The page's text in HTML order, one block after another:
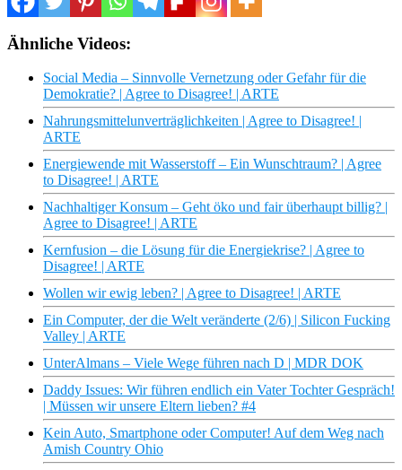
Ähnliche Videos:
Social Media – Sinnvolle Vernetzung oder Gefahr für die
Demokratie? | Agree to Disagree! | ARTE
Nahrungsmittelunverträglichkeiten | Agree to Disagree! |
ARTE
Energiewende mit Wasserstoff – Ein Wunschtraum? | Agree
to Disagree! | ARTE
Nachhaltiger Konsum – Geht öko und fair überhaupt billig? |
Agree to Disagree! | ARTE
Kernfusion – die Lösung für die Energiekrise? | Agree to
Disagree! | ARTE
Wollen wir ewig leben? | Agree to Disagree! | ARTE
Ein Computer, der die Welt veränderte (2/6) | Silicon Fucking
Valley | ARTE
UnterAlmans – Viele Wege führen nach D | MDR DOK
Daddy Issues: Wir führen endlich ein Vater Tochter Gespräch!
| Müssen wir unsere Eltern lieben? #4
Kein Auto, Smartphone oder Computer! Auf dem Weg nach
Amish Country Ohio